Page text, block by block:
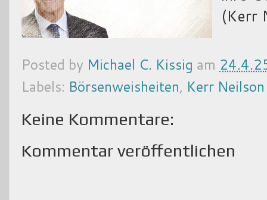
(Kerr
Posted by Michael C. Kissig am
Labels: Börsenweisheiten, Kerr Neilson
Keine Kommentare:
Kommentar veröffentlichen